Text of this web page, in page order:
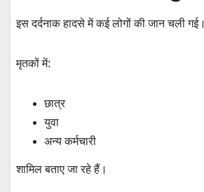
इस दर्दनाक हादसे में कई लोगों की जान चली गई।
मृतकों में:
छात्र
युवा
अन्य कर्मचारी
शामिल बताए जा रहे हैं।